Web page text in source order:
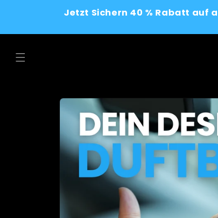
Jetzt Sichern 40 % Rabatt auf
Skip to
product
information